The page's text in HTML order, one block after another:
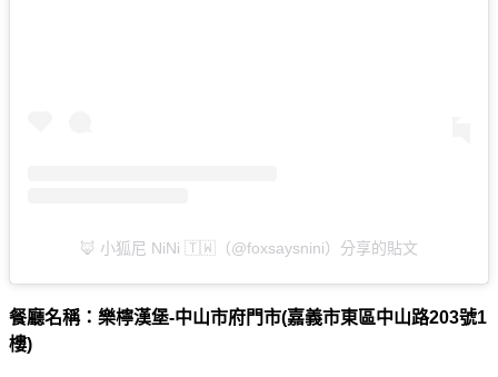
🦊 小狐尼 NiNi 🇹🇼（@foxsaysnini）分享的貼文
餐廳名稱：樂檸漢堡-中山市府門市(嘉義市東區中山路203號1
樓)